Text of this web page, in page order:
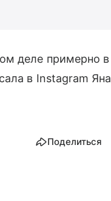
деле примерно в
в Instagram Яна
Поделиться